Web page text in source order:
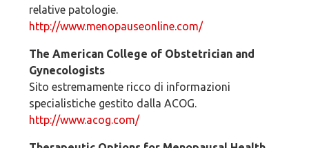
relative patologie.
http://www.menopauseonline.com/
The American College of Obstetrician and
Gynecologists
Sito estremamente ricco di informazioni
specialistiche gestito dalla ACOG.
http://www.acog.com/